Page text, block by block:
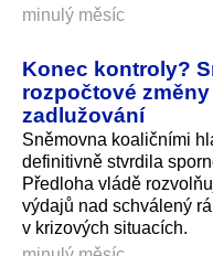
minulý měsíc
Konec kontroly?
rozpočtové
zadlužování
Sněmovna koaličními
definitivně stvrdila
Předloha vládě
výdajů nad schválený
v krizových situacích.